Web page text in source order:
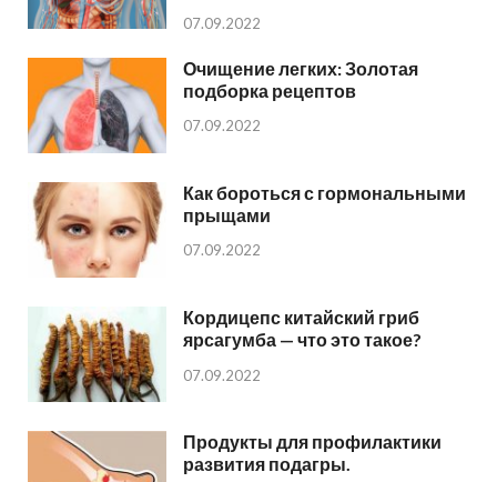
07.09.2022
Очищение легких: Золотая
подборка рецептов
07.09.2022
Как бороться с гормональными
прыщами
07.09.2022
Кордицепс китайский гриб
ярсагумба — что это такое?
07.09.2022
Продукты для профилактики
развития подагры.